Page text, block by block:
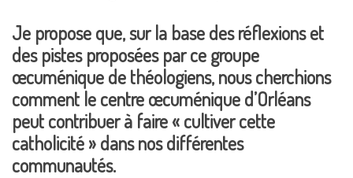
Je propose que, sur la base des réflexions et
des pistes proposées par ce groupe
œcuménique de théologiens, nous cherchions
comment le centre œcuménique d’Orléans
peut contribuer à faire « cultiver cette
catholicité » dans nos différentes
communautés.